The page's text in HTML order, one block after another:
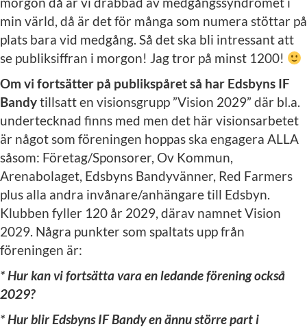
min värld, då är det för många som numera stöttar på
plats bara vid medgång. Så det ska bli intressant att
se publiksiffran i morgon! Jag tror på minst 1200!
Om vi fortsätter på publikspåret så har Edsbyns IF
Bandytillsatt en visionsgrupp ”Vision 2029” där bl.a.
undertecknad finns med men det här visionsarbetet
är något som föreningen hoppas ska engagera ALLA
såsom: Företag/Sponsorer, Ov Kommun,
Arenabolaget, Edsbyns Bandyvänner, Red Farmers
plus alla andra invånare/anhängare till Edsbyn.
Klubben fyller 120 år 2029, därav namnet Vision
2029. Några punkter som spaltats upp från
föreningen är:
* Hur kan vi fortsätta vara en ledande förening också
2029?
* Hur blir Edsbyns IF Bandy en ännu större part i